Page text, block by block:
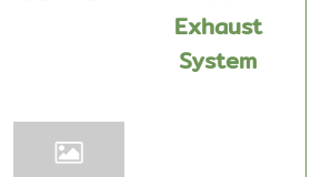
Exhaust
System